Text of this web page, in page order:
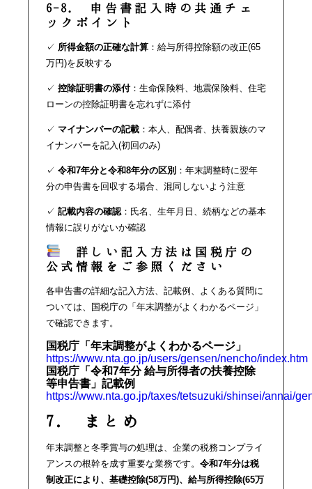
6-8. 申告書記入時の共通チェ
ックポイント
✓ 所得金額の正確な計算 ：給与所得控除額の改正(65
万円)を反映する
✓ 控除証明書の添付：生命保険料、地震保険料、住宅
ローンの控除証明書を忘れずに添付
✓ マイナンバーの記載 ：本人、配偶者、扶養親族のマ
イナンバーを記入(初回のみ)
✓ 令和7年分と令和8年分の区別 ：年末調整時に翌年
分の申告書を回収する場合、混同しないよう注意
✓ 記載内容の確認 ：氏名、生年月日、続柄などの基本
情報に誤りがないか確認
詳しい記入方法は国税庁の
公式情報をご参照ください
各申告書の詳細な記入方法、記載例、よくある質問に
ついては、国税庁の「年末調整がよくわかるページ」
で確認できます。
国税庁「年末調整がよくわかるページ」
https://www.nta.go.jp/users/gensen/nencho/index.htm
国税庁「令和7年分 給与所得者の扶養控除
等申告書」記載例
https://www.nta.go.jp/taxes/tetsuzuki/shinsei/annai/
7. まとめ
年末調整と冬季賞与の処理は、企業の税務コンプライ
アンスの根幹を成す重要な業務です。 令和7年分は税
制改正により、基礎控除(58万円)、給与所得控除(65万